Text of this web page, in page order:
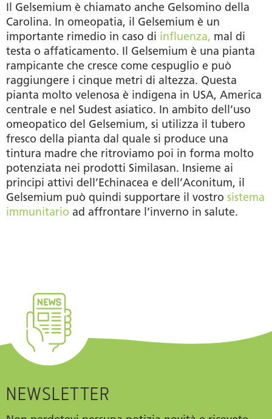
Il Gelsemium è chiamato anche Gelsomino della
Carolina. In omeopatia, il Gelsemium è un
importante rimedio in caso di influenza, mal di
testa o affaticamento. Il Gelsemium è una pianta
rampicante che cresce come cespuglio e può
raggiungere i cinque metri di altezza. Questa
pianta molto velenosa è indigena in USA, America
centrale e nel Sudest asiatico. In ambito dell’uso
omeopatico del Gelsemium, si utilizza il tubero
fresco della pianta dal quale si produce una
tintura madre che ritroviamo poi in forma molto
potenziata nei prodotti Similasan. Insieme ai
principi attivi dell’Echinacea e dell’Aconitum, il
Gelsemium può quindi supportare il vostro sistema
immunitario ad affrontare l’inverno in salute.
NEWSLETTER